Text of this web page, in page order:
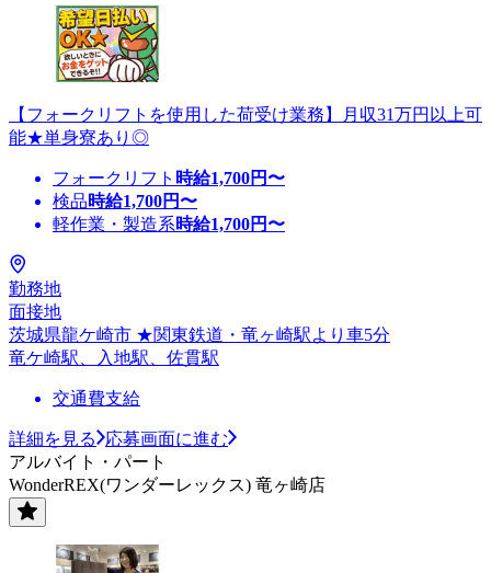
【フォークリフトを使用した荷受け業務】月収31万円以上可
能★単身寮あり◎
フォークリフト 時給1,700円〜
検品時給1,700円〜
軽作業・製造系時給1,700円〜
勤務地
面接地
茨城県龍ケ崎市 ★関東鉄道・竜ヶ崎駅より車5分
竜ケ崎駅、入地駅、佐貫駅
交通費支給
詳細を見る
応募画面に進む
アルバイト・パート
WonderREX(ワンダーレックス) 竜ヶ崎店